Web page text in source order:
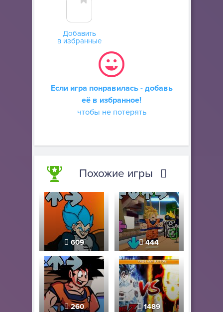
Добавить
в избранные
Если игра понравилась - добавь
её в избранное!
чтобы не потерять
Похожие игры
609 444
260 1489